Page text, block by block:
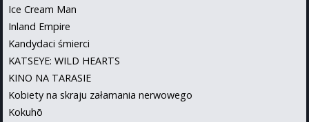
Ice Cream Man
Inland Empire
Kandydaci śmierci
KATSEYE: WILD HEARTS
KINO NA TARASIE
Kobiety na skraju załamania nerwowego
Kokuhō